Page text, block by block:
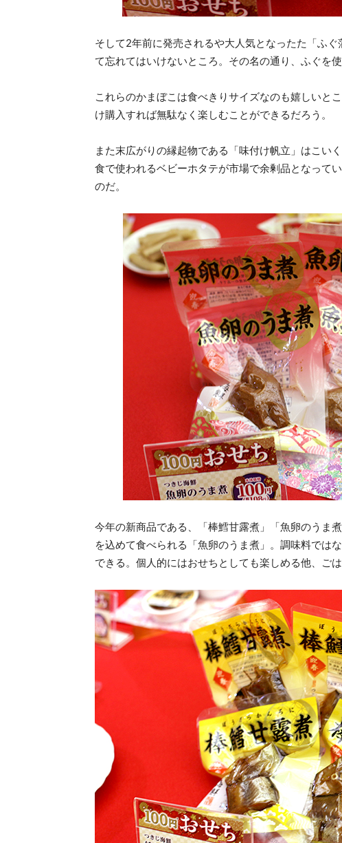
そして2年前に発売されるや大人気となったた「ふ
て忘れてはいけないところ。その名の通り、ふぐを使
これらのかまぼこは食べきりサイズなのも嬉しいと
け購入すれば無駄なく楽しむことができるだろう。
また末広がりの縁起物である「味付け帆立」はこい
食で使われるベビーホタテが市場で余剰品となって
のだ。
今年の新商品である、「棒鱈甘露煮」「魚卵のうま
を込めて食べられる「魚卵のうま煮」。調味料では
できる。個人的にはおせちとしても楽しめる他、ご